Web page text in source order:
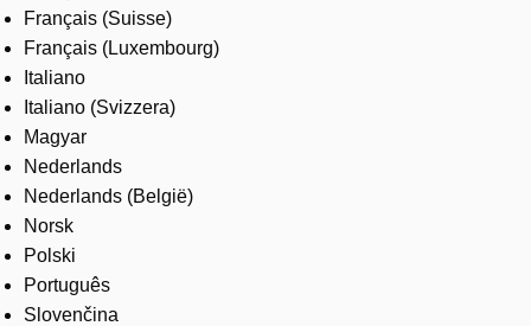
Français (Suisse)
Français (Luxembourg)
Italiano
Italiano (Svizzera)
Magyar
Nederlands
Nederlands (België)
Norsk
Polski
Português
Slovenčina